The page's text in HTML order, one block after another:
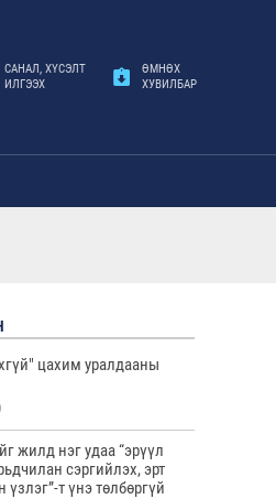
САНАЛ, ХҮСЭЛТ
ИЛГЭЭХ
ӨМНӨХ
ХУВИЛБАР
цахим уралдааны
жилд нэг удаа “эрүүл
сэргийлэх, эрт
үзлэг”-т үнэ төлбөргүй